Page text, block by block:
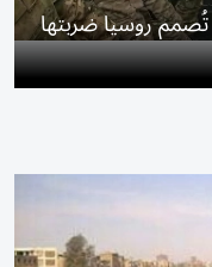
تُصمم روسيا ضربتها